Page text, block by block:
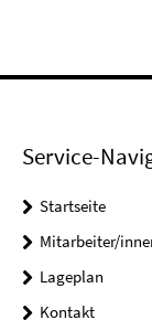
Service-
Startseite
Mitarbeiter/
Lageplan
Kontakt